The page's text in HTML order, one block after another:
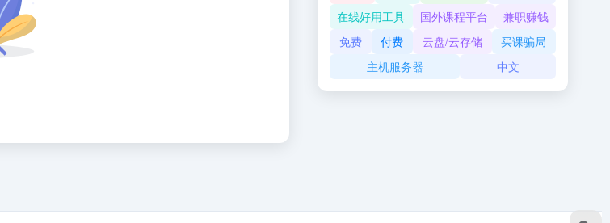
在线好用工具
国外课程平台
兼职赚钱
免费
付费 云盘/云存储
买课骗局
主机服务器
中文